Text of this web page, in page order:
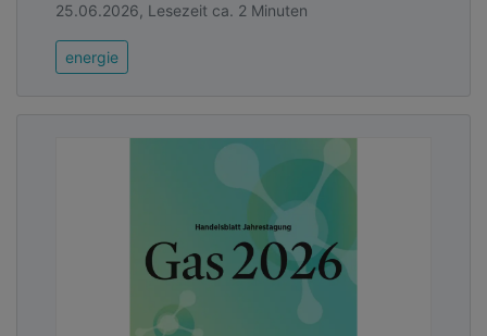
25.06.2026, Lesezeit ca. 2 Minuten
energie